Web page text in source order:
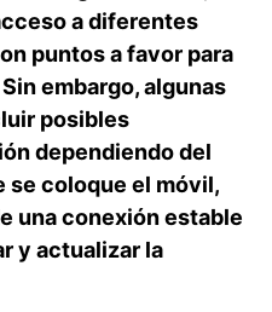
a diferentes
puntos ​a favor para
embargo, algunas
⁤posibles
dependiendo ⁢del
se coloque el móvil,
una conexión estable
y actualizar la